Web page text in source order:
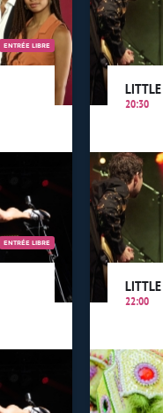
ENTRÉE LIBRE
ENTRÉE LIBRE
LITTLE
20:30
LITTLE
22:00